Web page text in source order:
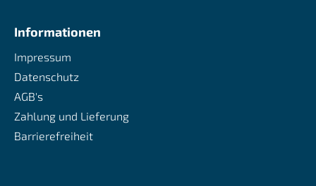
Informationen
Impressum
Datenschutz
AGB's
Zahlung und Lieferung
Barrierefreiheit